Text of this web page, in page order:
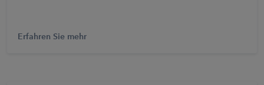
Erfahren Sie mehr